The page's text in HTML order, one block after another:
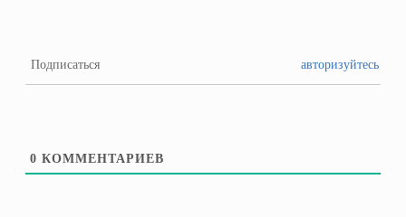
Подписаться авторизуйтесь
0 КОММЕНТАРИЕВ